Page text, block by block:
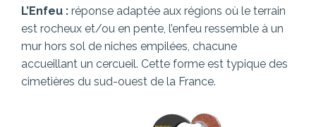
L’Enfeu : réponse adaptée aux régions où le terrain
est rocheux et/ou en pente, l’enfeu ressemble à un
mur hors sol de niches empilées, chacune
accueillant un cercueil. Cette forme est typique des
cimetières du sud-ouest de la France.